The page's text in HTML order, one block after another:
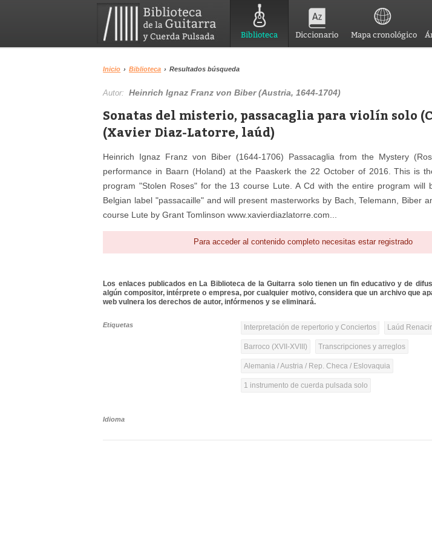
Biblioteca Diccionario Mapa cronológico
Inicio › Biblioteca › Resultados búsqueda
Autor:Heinrich Ignaz Franz von Biber (Austria, 1644-1704)
Sonatas del misterio, passacaglia para violín solo
(Xavier Diaz-Latorre, laúd)
Heinrich Ignaz Franz von Biber (1644-1706) Passacaglia from the Mystery
performance in Baarn (Holand) at the Paaskerk the 22 October of 2016. This is
program "Stolen Roses" for the 13 course Lute. A Cd with the entire program will
Belgian label "passacaille" and will present masterworks by Bach, Telemann, Biber
course Lute by Grant Tomlinson www.xavierdiazlatorre.com...
Para acceder al contenido completo necesitas estar registrado
Los enlaces publicados en La Biblioteca de la Guitarra solo tienen un fin educativo y de
algún compositor, intérprete o empresa, por cualquier motivo, considera que un archivo que
web vulnera los derechos de autor, infórmenos y se eliminará.
Etiquetas Interpretación de repertorio y Conciertos Laúd
Barroco (XVII-XVIII) Transcripciones y arreglos
Alemania / Austria / Rep. Checa / Eslovaquia
1 instrumento de cuerda pulsada solo
Idioma